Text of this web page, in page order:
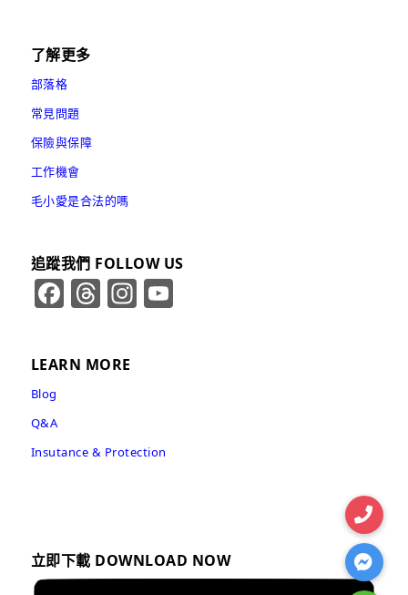
了解更多
部落格
常見問題
保險與保障
工作機會
毛小愛是合法的嗎
追蹤我們 FOLLOW US
FacebookThreads Instagram
LEARN MORE
Blog
Q&A
Insutance & Protection
立即下載 DOWNLOAD NOW